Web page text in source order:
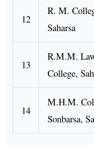
12
R. M.
Saharsa
13
R.M.M.
College,
14
M.H.M.
Sonbarsa,